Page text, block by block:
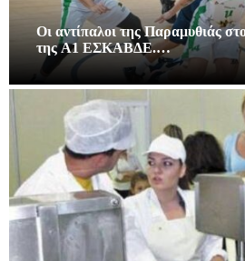
Οι αντίπαλοι της Παραμυθιάς
της A1 ΕΣΚΑΒΔΕ.…